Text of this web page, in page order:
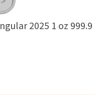
2025 1 oz 999.9